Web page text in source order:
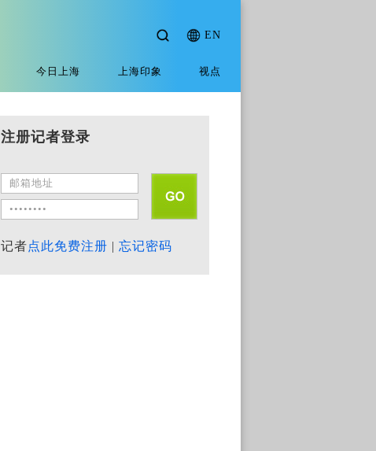
EN
今日上海 上海印象 视点
注册记者登录
记者点此免费注册 | 忘记密码